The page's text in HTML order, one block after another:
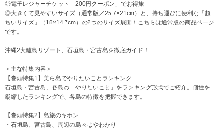
◎電子レジャーチケット「200円クーポン」でお得旅
◎大きくて見やすいサイズ（通常版／25.7×21cm）と、持ち運びに便利な「超
ちいサイズ」（18×14.7cm）の2つのサイズ展開！こちらは通常版の商品ページ
です。
沖縄2大離島リゾート、石垣島・宮古島を徹底ガイド！
＜主な特集内容＞
【巻頭特集1】美ら島でやりたいことランキング
石垣島・宮古島、各島の「やりたいこと」をランキング形式でご紹介。個性を
凝縮したランキングで、各島の特徴を把握できます。
【巻頭特集2】島旅のキホン
・石垣島、宮古島、周辺の島々はやわかり